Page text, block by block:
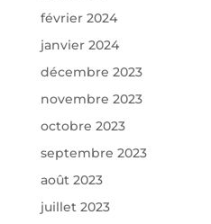
février 2024
janvier 2024
décembre 2023
novembre 2023
octobre 2023
septembre 2023
août 2023
juillet 2023